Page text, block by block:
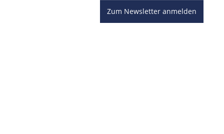
Zum Newsletter anmelden